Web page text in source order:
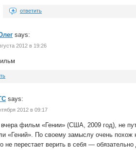
ответить
says:
2012 в 19:26
says:
2012 в 09:17
вчера фильм «Гении» (США, 2009 год), не
«Гений». По своему замыслу очень
не перестает верить в себя —